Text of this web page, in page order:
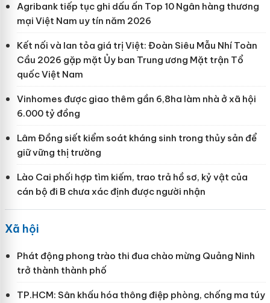
Agribank tiếp tục ghi dấu ấn Top 10 Ngân hàng thương
mại Việt Nam uy tín năm 2026
Kết nối và lan tỏa giá trị Việt: Đoàn Siêu Mẫu Nhí Toàn
Cầu 2026 gặp mặt Ủy ban Trung ương Mặt trận Tổ
quốc Việt Nam
Vinhomes được giao thêm gần 6,8ha làm nhà ở xã hội
6.000 tỷ đồng
Lâm Đồng siết kiểm soát kháng sinh trong thủy sản để
giữ vững thị trường
Lào Cai phối hợp tìm kiếm, trao trả hồ sơ, kỷ vật của
cán bộ đi B chưa xác định được người nhận
Xã hội
Phát động phong trào thi đua chào mừng Quảng Ninh
trở thành thành phố
TP.HCM: Sân khấu hóa thông điệp phòng, chống ma túy